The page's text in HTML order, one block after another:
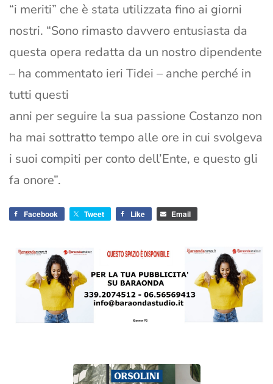
“i meriti” che è stata utilizzata fino ai giorni
nostri. “Sono rimasto davvero entusiasta da
questa opera redatta da un nostro dipendente
– ha commentato ieri Tidei – anche perché in
tutti questi
anni per seguire la sua passione Costanzo non
ha mai sottratto tempo alle ore in cui svolgeva
i suoi compiti per conto dell’Ente, e questo gli
fa onore”.
Facebook Tweet Like Email